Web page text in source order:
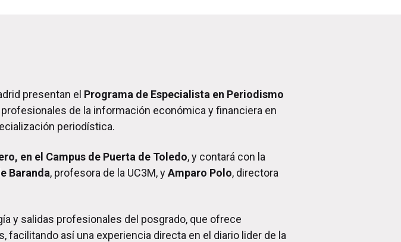
presentan el Programa de Especialista en Periodismo
de la información económica y financiera en
periodística.
en el Campus de Puerta de Toledo, y contará con la
Baranda, profesora de la UC3M, yAmparo Polo, directora
y salidas profesionales del posgrado, que ofrece
facilitando así una experiencia directa en el diario lider de la